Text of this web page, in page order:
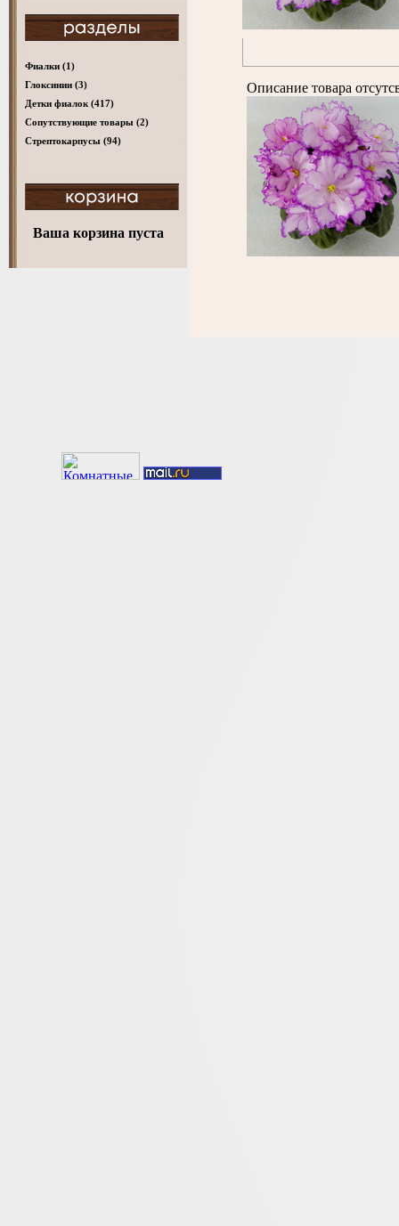
Фиалки (1)
Глоксинии (3)
Детки фиалок (417)
Cопутствующие товары (2)
Стрептокарпусы (94)
Ваша корзина пуста
Описание товара